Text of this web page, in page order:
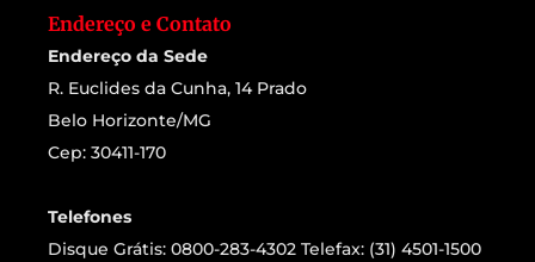
Endereço e Contato
Endereço da Sede
R. Euclides da Cunha, 14 Prado
Belo Horizonte/MG
Cep: 30411-170
Telefones
Disque Grátis: 0800-283-4302 Telefax: (31) 4501-1500